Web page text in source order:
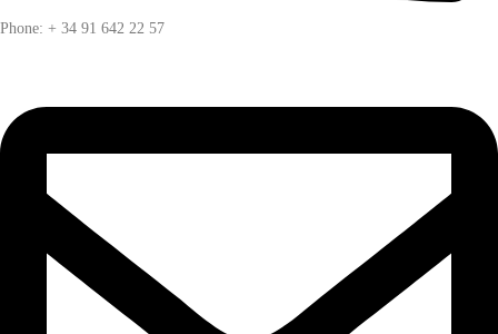
Phone: + 34 91 642 22 57